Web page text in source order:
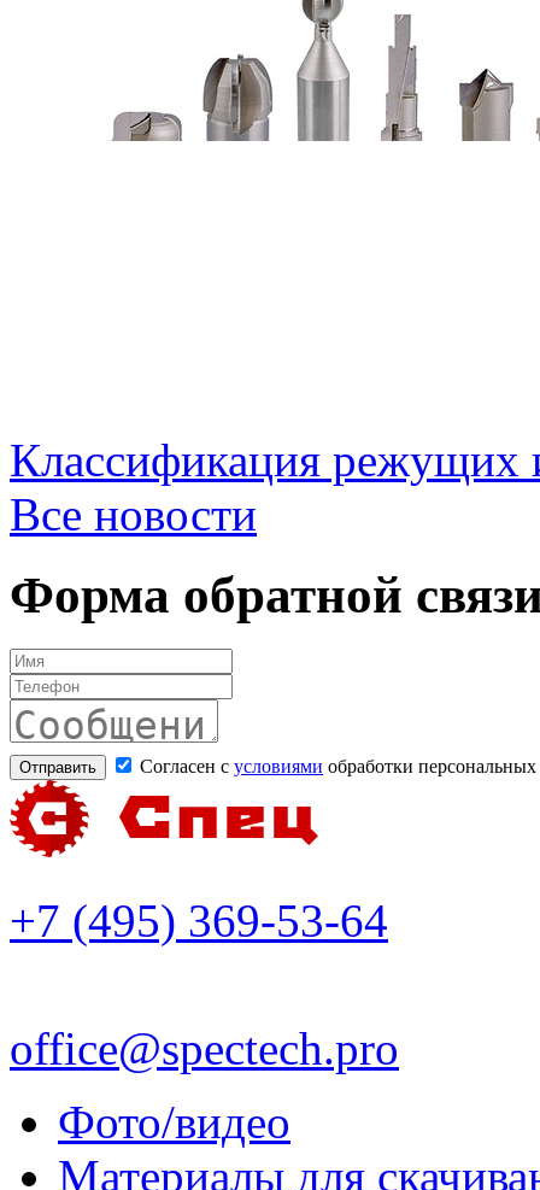
Классификация режущих
Все новости
Форма обратной
Согласен с условиями обработки
+7 (495) 369-53-64
office@spectech.pro
Фото/видео
Материалы для